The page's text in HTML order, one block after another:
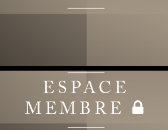
ESPACE
MEMBRE